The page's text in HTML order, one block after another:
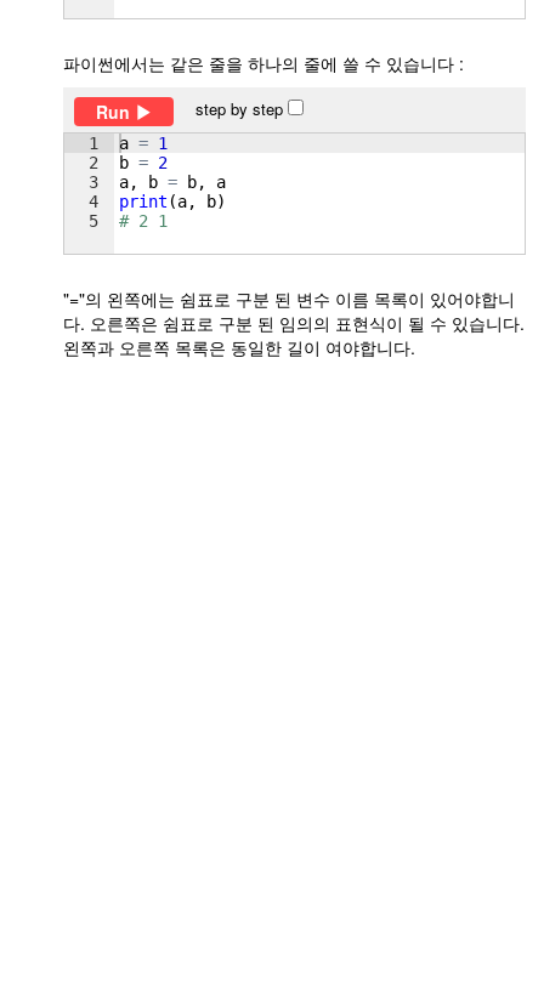
파이썬에서는 같은 줄을 하나의 줄에 쓸 수 있습니다 :
Run
step by step
1
2
3
4
5
a = 1
b = 2
a, b = b, a
print (a, b)
# 2 1
"="의 왼쪽에는 쉼표로 구분 된 변수 이름 목록이 있어야합니
다. 오른쪽은 쉼표로 구분 된 임의의 표현식이 될 수 있습니다.
왼쪽과 오른쪽 목록은 동일한 길이 여야합니다.